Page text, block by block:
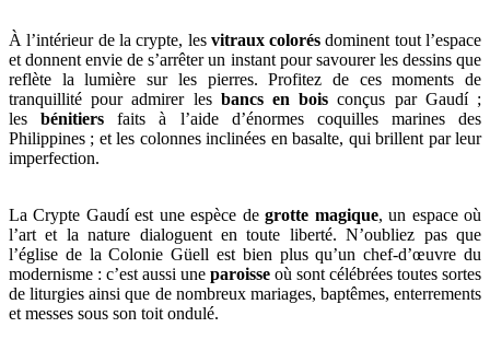
À l’intérieur de la crypte, les vitraux colorés dominent tout l’espace
et donnent envie de s’arrêter un instant pour savourer les dessins que
reflète la lumière sur les pierres. Profitez de ces moments de
tranquillité pour admirer les bancs en boisconçus par Gaudí ;
lesbénitiers faits à l’aide d’énormes coquilles marines des
Philippines ; et les colonnes inclinées en basalte, qui brillent par leur
imperfection.
La Crypte Gaudí est une espèce degrotte magique, un espace où
l’art et la nature dialoguent en toute liberté. N’oubliez pas que
l’église de la Colonie Güell est bien plus qu’un chef-d’œuvre du
modernisme : c’est aussi une paroisse où sont célébrées toutes sortes
de liturgies ainsi que de nombreux mariages, baptêmes, enterrements
et messes sous son toit ondulé.